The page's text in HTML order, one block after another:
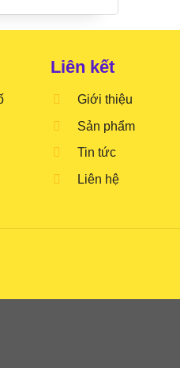
Liên kết
Giới thiệu
Sản phẩm
Tin tức
Liên hệ